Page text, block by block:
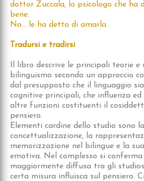
dottor Zuccala, lo psicologo che ha
bene.
No… le ha detto di amarla.
Tradursi e tradirsi
Il libro descrive le principali teorie e
bilinguismo secondo un approccio
dal presupposto che il linguaggio
cognitive principali, che influenza
altre funzioni costituenti il
pensiero.
Elementi cardine dello studio sono la
concettualizzazione, la
memorizzazione nel bilingue e la
emotiva. Nel complesso si
maggiormente diffusa tra gli
certa misura influisca sul pensiero.